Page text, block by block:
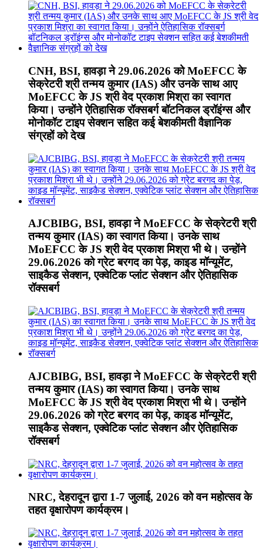
CNH, BSI, हावड़ा ने 29.06.2026 को MoEFCC के
सेक्रेटरी श्री तन्मय कुमार (IAS) और उनके साथ आए
MoEFCC के JS श्री वेद प्रकाश मिश्रा का स्वागत
किया। उन्होंने ऐतिहासिक रॉक्सबर्ग बॉटनिकल ड्रॉइंग्स और
मोनोकॉट टाइप सेक्शन सहित कई बेशकीमती वैज्ञानिक
संग्रहों को देख
AJCBIBG, BSI, हावड़ा ने MoEFCC के सेक्रेटरी श्री
तन्मय कुमार (IAS) का स्वागत किया। उनके साथ
MoEFCC के JS श्री वेद प्रकाश मिश्रा भी थे। उन्होंने
29.06.2026 को ग्रेट बरगद का पेड़, काइड मॉन्यूमेंट,
साइकैड सेक्शन, एक्वेटिक प्लांट सेक्शन और ऐतिहासिक
रॉक्सबर्ग
AJCBIBG, BSI, हावड़ा ने MoEFCC के सेक्रेटरी श्री
तन्मय कुमार (IAS) का स्वागत किया। उनके साथ
MoEFCC के JS श्री वेद प्रकाश मिश्रा भी थे। उन्होंने
29.06.2026 को ग्रेट बरगद का पेड़, काइड मॉन्यूमेंट,
साइकैड सेक्शन, एक्वेटिक प्लांट सेक्शन और ऐतिहासिक
रॉक्सबर्ग
NRC, देहरादून द्वारा 1-7 जुलाई, 2026 को वन महोत्सव के
तहत वृक्षारोपण कार्यक्रम।